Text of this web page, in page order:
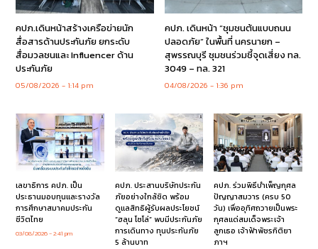
คปภ.เดินหน้าสร้างเครือข่ายนัก
สื่อสารด้านประกันภัย ยกระดับ
สื่อมวลชนและ Influencer ด้าน
ประกันภัย
05/08/2026 1:14 pm
คปภ. เดินหน้า “ชุมชนต้นแบบถนน
ปลอดภัย” ในพื้นที่ นครนายก –
สุพรรณบุรี ชุมชนร่วมชี้จุดเสี่ยง ทล.
3049 – ทล. 321
04/08/2026 1:36 pm
เลขาธิการ คปภ. เป็น
ประธานมอบทุนและรางวัล
การศึกษาสมาคมประกัน
ชีวิตไทย
03/08/2026 2:41 pm
คปภ. ประสานบริษัทประกัน
ภัยอย่างใกล้ชิด พร้อม
ดูแลสิทธิผู้รับผลประโยชน์
“ฮลุน โซโล่” พบมีประกันภัย
การเดินทาง ทุนประกันภัย
5 ล้านบาท
คปภ. ร่วมพิธีบำเพ็ญกุศล
ปัญญาสมวาร (ครบ 50
วัน) เพื่ออุทิศถวายเป็นพระ
กุศลแด่สมเด็จพระเจ้า
ลูกเธอ เจ้าฟ้าพัชรกิติยา
ภาฯ